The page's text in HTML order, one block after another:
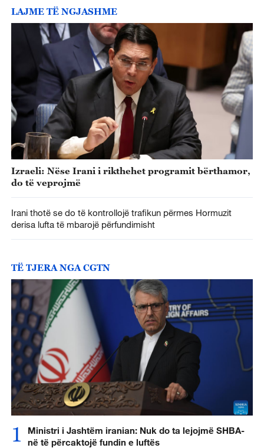
LAJME TË NGJASHME
Izraeli: Nëse Irani i rikthehet programit bërthamor,
do të veprojmë
Irani thotë se do të kontrollojë trafikun përmes Hormuzit
derisa lufta të mbarojë përfundimisht
TË TJERA NGA CGTN
1
Ministri i Jashtëm iranian: Nuk do ta lejojmë SHBA-
në të përcaktojë fundin e luftës